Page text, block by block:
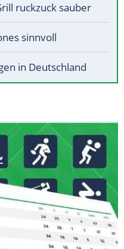
ruckzuck sauber
sinnvoll
in Deutschland